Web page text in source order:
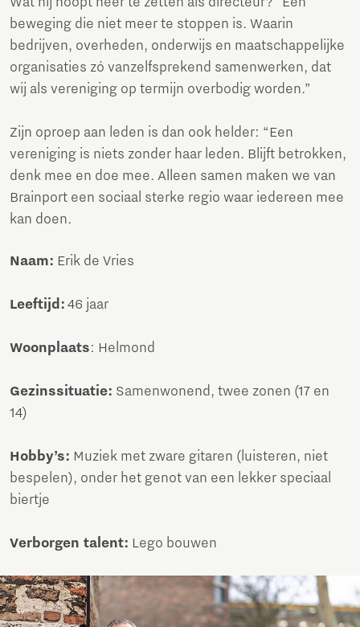
beweging die niet meer te stoppen is. Waarin
bedrijven, overheden, onderwijs en maatschappelijke
organisaties zó vanzelfsprekend samenwerken, dat
wij als vereniging op termijn overbodig worden.”
Zijn oproep aan leden is dan ook helder: “Een
vereniging is niets zonder haar leden. Blijft betrokken,
denk mee en doe mee. Alleen samen maken we van
Brainport een sociaal sterke regio waar iedereen mee
kan doen.
Naam: Erik de Vries
Leeftijd: 46 jaar
Woonplaats: Helmond
Gezinssituatie: Samenwonend, twee zonen (17 en
14)
Hobby’s: Muziek met zware gitaren (luisteren, niet
bespelen), onder het genot van een lekker speciaal
biertje
Verborgen talent: Lego bouwen